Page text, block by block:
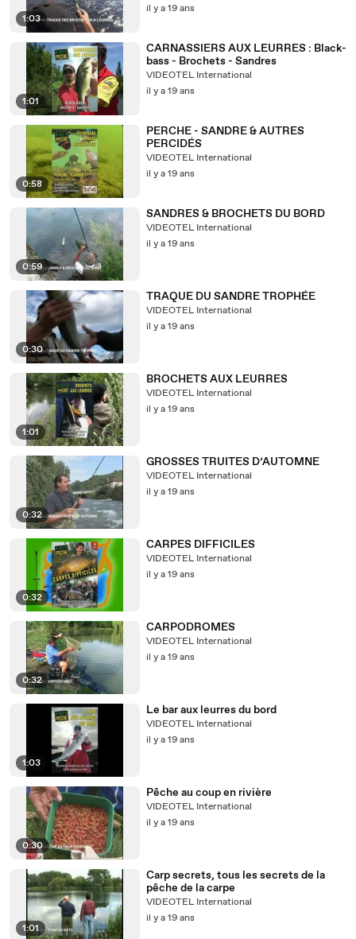
1:03
il y a 19 ans
1:01
CARNASSIERS AUX LEURRES : Black-
bass - Brochets - Sandres
VIDEOTEL International
il y a 19 ans
0:58
PERCHE - SANDRE & AUTRES
PERCIDÉS
VIDEOTEL International
il y a 19 ans
0:59
SANDRES & BROCHETS DU BORD
VIDEOTEL International
il y a 19 ans
0:30
TRAQUE DU SANDRE TROPHÉE
VIDEOTEL International
il y a 19 ans
1:01
BROCHETS AUX LEURRES
VIDEOTEL International
il y a 19 ans
0:32
GROSSES TRUITES D’AUTOMNE
VIDEOTEL International
il y a 19 ans
0:32
CARPES DIFFICILES
VIDEOTEL International
il y a 19 ans
0:32
CARPODROMES
VIDEOTEL International
il y a 19 ans
1:03
Le bar aux leurres du bord
VIDEOTEL International
il y a 19 ans
0:30
Pêche au coup en rivière
VIDEOTEL International
il y a 19 ans
1:01
Carp secrets, tous les secrets de la
pêche de la carpe
VIDEOTEL International
il y a 19 ans